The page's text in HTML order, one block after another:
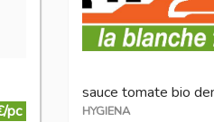
pc
HYGIENA